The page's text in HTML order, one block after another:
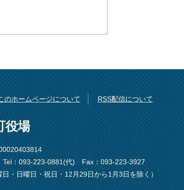
のホームページについて RSS配信について
役場
Tel：093-223-0881(代)
Fax：093-223-3927
・日曜日・祝日・12月29日から1月3日を除く）